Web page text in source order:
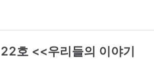
호 <<우리들의 이야기